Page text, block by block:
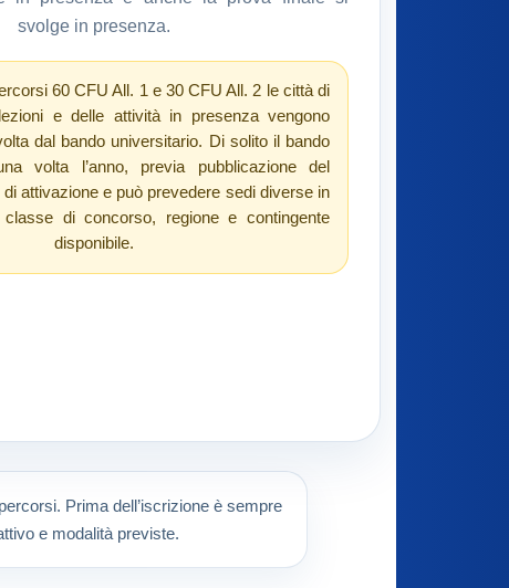
svolge in presenza.
60 CFU All. 1 e 30 CFU All. 2 le città di
e delle attività in presenza vengono
dal bando universitario. Di solito il bando
volta l’anno, previa pubblicazione del
attivazione e può prevedere sedi diverse in
di concorso, regione e contingente
disponibile.
Prima dell’iscrizione è sempre
e modalità previste.